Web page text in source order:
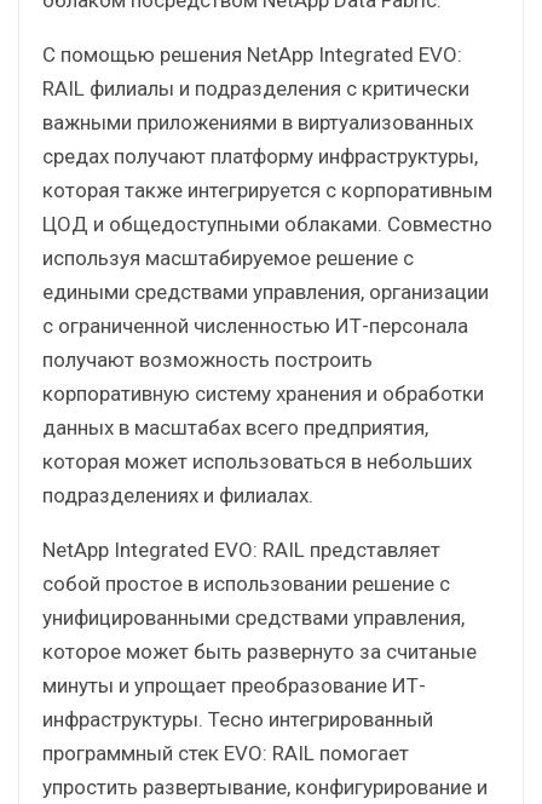
С помощью решения NetApp Integrated EVO:
RAIL филиалы и подразделения с критически
важными приложениями в виртуализованных
средах получают платформу инфраструктуры,
которая также интегрируется с корпоративным
ЦОД и общедоступными облаками. Совместно
используя масштабируемое решение с
едиными средствами управления, организации
с ограниченной численностью ИТ-персонала
получают возможность построить
корпоративную систему хранения и обработки
данных в масштабах всего предприятия,
которая может использоваться в небольших
подразделениях и филиалах.
NetApp Integrated EVO: RAIL представляет
собой простое в использовании решение с
унифицированными средствами управления,
которое может быть развернуто за считаные
минуты и упрощает преобразование ИТ-
инфраструктуры. Тесно интегрированный
программный стек EVO: RAIL помогает
упростить развертывание, конфигурирование и